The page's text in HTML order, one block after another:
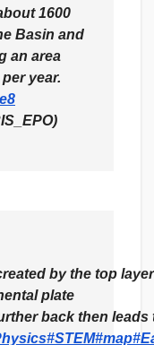
1600
Basin and
an area
year.
by the top
plate
back then
#STEM#map